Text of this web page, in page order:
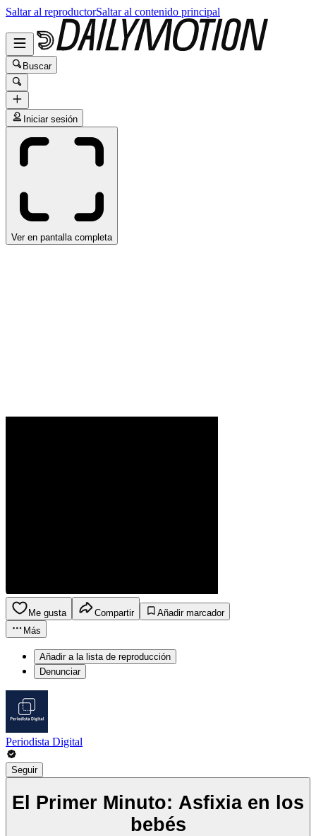
Saltar al reproductorSaltar al contenido principal
Buscar
Iniciar sesión
Ver en pantalla completa
Me gusta Compartir
Añadir marcador
Más
Añadir a la lista de reproducción
Denunciar
Periodista Digital
Seguir
El Primer Minuto: Asfixia en los
bebés